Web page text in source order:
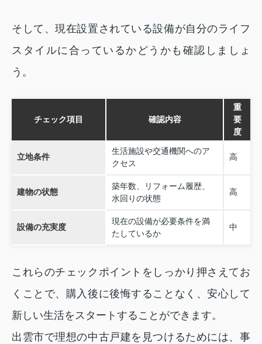
そして、現在設置されている設備が自分のライフ
スタイルに合っているかどうかも確認しましょ
う。
チェック項目 確認内容
重
要
度
立地条件
生活施設や交通機関へのア
クセス
高
建物の状態
築年数、リフォーム履歴、
水回りの状態
高
設備の充実度
現在の設備が必要条件を満
たしているか
中
これらのチェックポイントをしっかり押さえてお
くことで、購入後に後悔することなく、安心して
新しい生活をスタートすることができます。
出雲市で理想の中古戸建を見つけるためには、事